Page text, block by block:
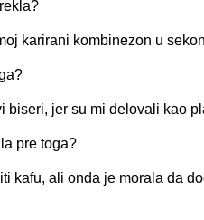
karirani kombinezon u
biseri, jer su mi delovali kao
pre toga?
kafu, ali onda je morala da